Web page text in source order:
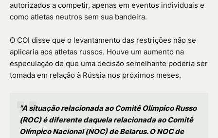
autorizados a competir, apenas em eventos individuais e
como atletas neutros sem sua bandeira.
O COI disse que o levantamento das restrições não se
aplicaria aos atletas russos. Houve um aumento na
especulação de que uma decisão semelhante poderia ser
tomada em relação à Rússia nos próximos meses.
"A situação relacionada ao Comitê Olímpico Russo
(ROC) é diferente daquela relacionada ao Comitê
Olímpico Nacional (NOC) de Belarus. O NOC de